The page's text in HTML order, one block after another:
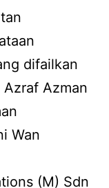
difailkan
Azman
Wan
(M) Sdn